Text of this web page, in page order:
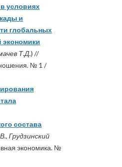
условиях
и
глобальных
экономики
Т.Д.) //
№ 1 /
состава
Грудзинский
экономика. №